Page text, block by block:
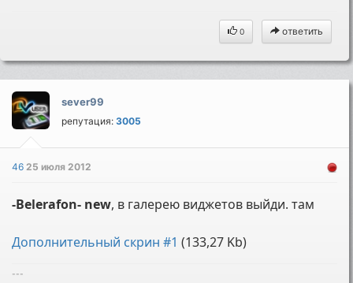
0 ответить
sever99
репутация:3005
4625 июля 2012
-Belerafon- new, в галерею виджетов выйди. там
Дополнительный скрин #1 (133,27 Kb)
---